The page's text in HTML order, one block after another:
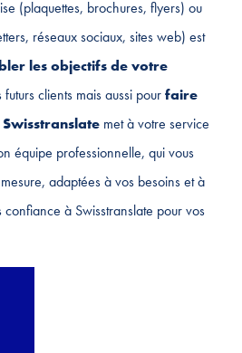
(plaquettes, brochures, flyers) ou
réseaux sociaux, sites web) est
les objectifs de votre
clients mais aussi pourfaire
Swisstranslate met à votre service
équipe professionnelle, qui vous
adaptées à vos besoins et à
à Swisstranslate pour vos